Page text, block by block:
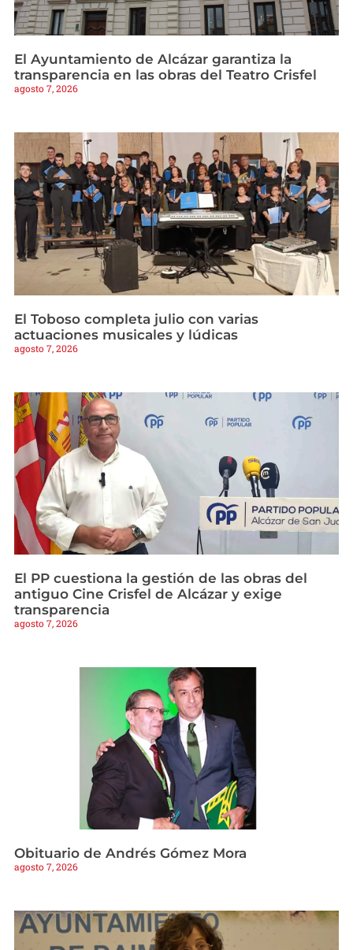
El Ayuntamiento de Alcázar garantiza la
transparencia en las obras del Teatro Crisfel
agosto 7, 2026
El Toboso completa julio con varias
actuaciones musicales y lúdicas
agosto 7, 2026
El PP cuestiona la gestión de las obras del
antiguo Cine Crisfel de Alcázar y exige
transparencia
agosto 7, 2026
Obituario de Andrés Gómez Mora
agosto 7, 2026